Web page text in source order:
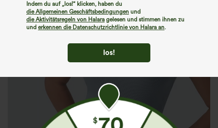
Indem du auf „los!“ klicken, haben du
die Allgemeinen Geschäftsbedingungen und
die Aktivitätsregeln von Halara gelesen und stimmen ihnen zu
und erkennen die Datenschutzrichtlinie von Halara an.
los!